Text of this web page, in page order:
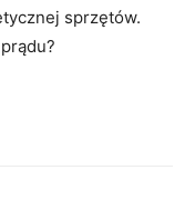
sprzętów.